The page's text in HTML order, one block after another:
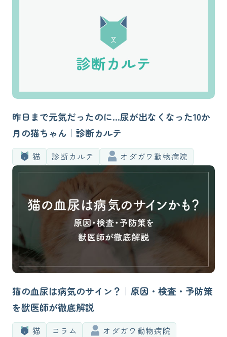
昨日まで元気だったのに…尿が出なくなった10か
月の猫ちゃん｜診断カルテ
猫 診断カルテ オダガワ動物病院
猫の血尿は病気のサイン？｜原因・検査・予防策
を獣医師が徹底解説
猫 コラム オダガワ動物病院